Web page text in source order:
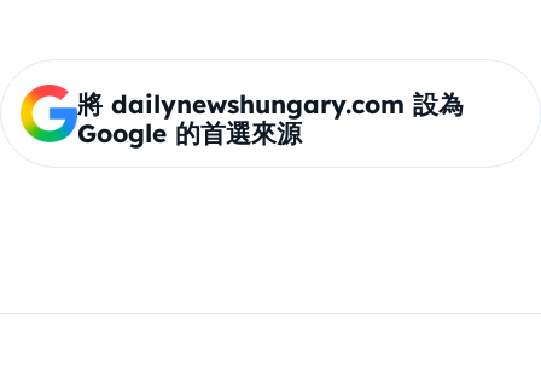
將 dailynewshungary.com 設為
Google 的首選來源